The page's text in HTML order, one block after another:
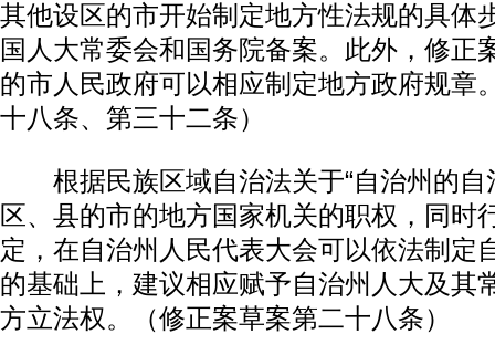
其他设区的市开始制定地方性法规的具体
国人大常委会和国务院备案。此外，修正
的市人民政府可以相应制定地方政府规章
十八条、第三十二条）
根据民族区域自治法关于“自治州的自
区、县的市的地方国家机关的职权，同时
定，在自治州人民代表大会可以依法制定
的基础上，建议相应赋予自治州人大及其
方立法权。（修正案草案第二十八条）